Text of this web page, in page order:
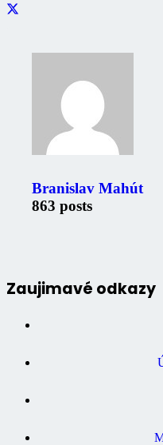
Branislav Mahút
863 posts
Zaujimavé odkazy